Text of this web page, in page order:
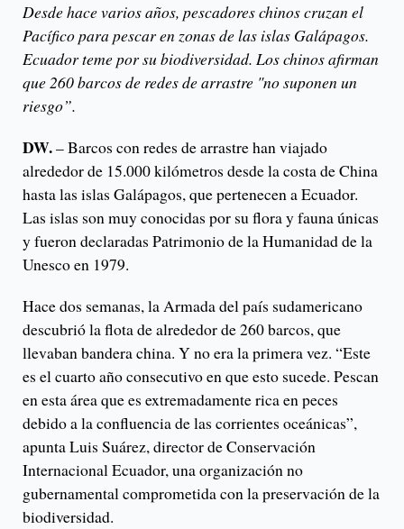
Desde hace varios años, pescadores chinos cruzan el
Pacífico para pescar en zonas de las islas Galápagos.
Ecuador teme por su biodiversidad. Los chinos afirman
que 260 barcos de redes de arrastre "no suponen un
riesgo”.
DW.– Barcos con redes de arrastre han viajado
alrededor de 15.000 kilómetros desde la costa de China
hasta las islas Galápagos, que pertenecen a Ecuador.
Las islas son muy conocidas por su flora y fauna únicas
y fueron declaradas Patrimonio de la Humanidad de la
Unesco en 1979.
Hace dos semanas, la Armada del país sudamericano
descubrió la flota de alrededor de 260 barcos, que
llevaban bandera china. Y no era la primera vez. “Este
es el cuarto año consecutivo en que esto sucede. Pescan
en esta área que es extremadamente rica en peces
debido a la confluencia de las corrientes oceánicas”,
apunta Luis Suárez, director de Conservación
Internacional Ecuador, una organización no
gubernamental comprometida con la preservación de la
biodiversidad.